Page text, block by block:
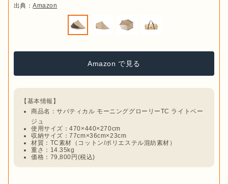
出典：Amazon
Amazon で見る
商品名：サバティカル モーニンググローリーTC ライトベー
ジュ
使用サイズ：470×440×270cm
収納サイズ：77cm×36cm×23cm
材質：TC素材（コットン/ポリエステル混紡素材）
重さ：14.35kg
価格：79,800円(税込)